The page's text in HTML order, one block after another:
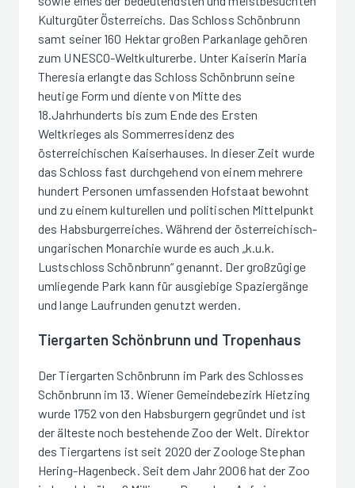
Kulturgüter Österreichs. Das Schloss Schönbrunn
samt seiner 160 Hektar großen Parkanlage gehören
zum UNESCO-Weltkulturerbe. Unter Kaiserin Maria
Theresia erlangte das Schloss Schönbrunn seine
heutige Form und diente von Mitte des
18.Jahrhunderts bis zum Ende des Ersten
Weltkrieges als Sommerresidenz des
österreichischen Kaiserhauses. In dieser Zeit wurde
das Schloss fast durchgehend von einem mehrere
hundert Personen umfassenden Hofstaat bewohnt
und zu einem kulturellen und politischen Mittelpunkt
des Habsburgerreiches. Während der österreichisch-
ungarischen Monarchie wurde es auch „k.u.k.
Lustschloss Schönbrunn“ genannt. Der großzügige
umliegende Park kann für ausgiebige Spaziergänge
und lange Laufrunden genutzt werden.
Tiergarten Schönbrunn und Tropenhaus
Der Tiergarten Schönbrunn im Park des Schlosses
Schönbrunn im 13. Wiener Gemeindebezirk Hietzing
wurde 1752 von den Habsburgern gegründet und ist
der älteste noch bestehende Zoo der Welt. Direktor
des Tiergartens ist seit 2020 der Zoologe Stephan
Hering-Hagenbeck. Seit dem Jahr 2006 hat der Zoo